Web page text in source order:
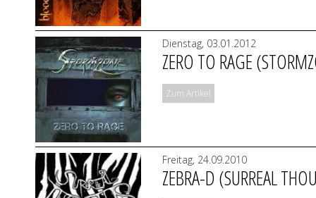
Dienstag, 03.01.2012
ZERO TO RAGE
Zum Artikel
Freitag, 24.09.2010
ZEBRA-D (SURREAL